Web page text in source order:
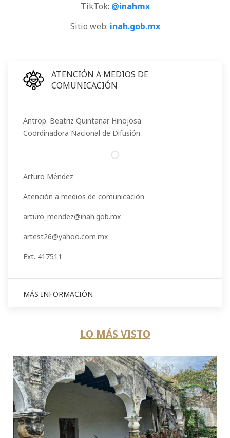
TikTok: @inahmx
Sitio web: inah.gob.mx
ATENCIÓN A MEDIOS DE
COMUNICACIÓN
Antrop. Beatriz Quintanar Hinojosa
Coordinadora Nacional de Difusión
Arturo Méndez
Atención a medios de comunicación
arturo_mendez@inah.gob.mx
artest26@yahoo.com.mx
Ext. 417511
MÁS INFORMACIÓN
LO MÁS VISTO